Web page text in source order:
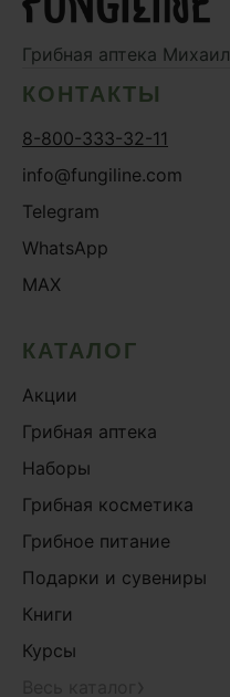
Грибная аптека
КОНТАКТЫ
8-800-333-32-11
info@fungiline.com
Telegram
WhatsApp
MAX
КАТАЛОГ
Акции
Грибная аптека
Наборы
Грибная косметика
Грибное питание
Подарки и сувениры
Книги
Курсы